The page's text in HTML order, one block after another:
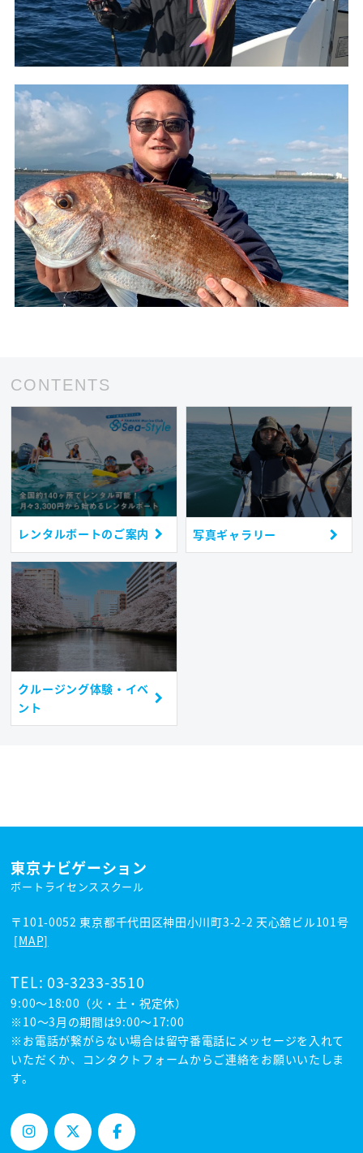
CONTENTS
レンタルボートのご案内 写真ギャラリー
クルージング体験・イベ
ント
東京ナビゲーション
ボートライセンススクール
〒101-0052 東京都千代田区神田小川町3-2-2 天心舘ビル101号
[MAP]
TEL: 03-3233-3510
9:00～18:00（火・土・祝定休）
※10〜3月の期間は9:00〜17:00
※お電話が繋がらない場合は留守番電話にメッセージを入れて
いただくか、コンタクトフォームからご連絡をお願いいたしま
す。